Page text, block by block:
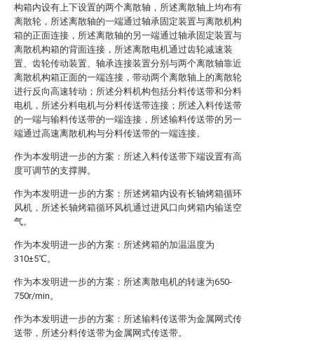
构箱内设有上下设置的两个离散轴，所述离散轴上均布有
离散轮，所述离散轴的一端通过轴承固定装置与离散机构
箱的正面连接，所述离散轴的另一端通过轴承固定装置与
离散机构箱的背面连接，所述离散电机通过齿轮减速装
置、齿轮传动装置、轴承连接装置分别与两个离散轴靠近
离散机构箱正面的一端连接，带动两个离散轴上的离散轮
进行反向高速转动；所述分料机构包括分料传送带和分料
电机，所述分料电机与分料传送带连接；所述入料传送带
的一端与输料传送带的一端连接，所述输料传送带的另一
端通过高速离散机构与分料传送带的一端连接。
作为本发明进一步的方案：所述入料传送带下端设置有高
度可调节的支撑脚。
作为本发明进一步的方案：所述烤箱内设有长轴烤箱循环
风机，所述长轴烤箱循环风机通过进风口向烤箱内输送空
气。
作为本发明进一步的方案：所述烤箱的加温温度为
310±5℃。
作为本发明进一步的方案：所述离散电机的转速为650-
750r/min。
作为本发明进一步的方案：所述输料传送带为金属网式传
送带，所述分料传送带为金属网式传送带。